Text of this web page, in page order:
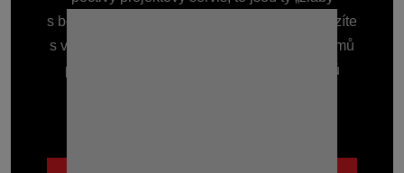
s benefitem“, které Vás vždy podrží. Ať přicházíte
s velkým projektem nebo potřebujete žlab domů
před garáž, zkušenosti s odvodněním tisíců